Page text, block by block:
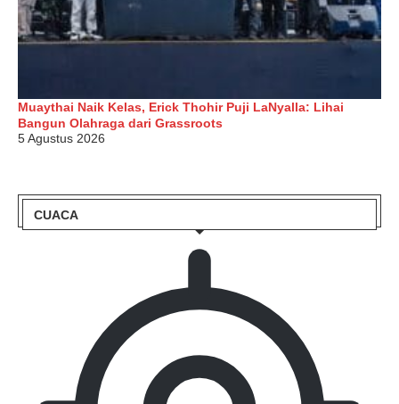
Muaythai Naik Kelas, Erick Thohir Puji LaNyalla: Lihai
Bangun Olahraga dari Grassroots
5 Agustus 2026
CUACA